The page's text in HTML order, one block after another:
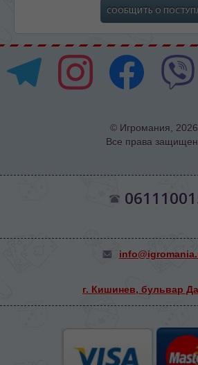
СООБЩИТЬ О
© Игромания,
Все права
г. Кишинев, бульвар